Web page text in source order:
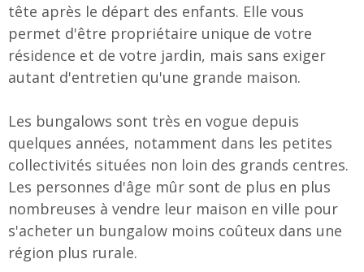
tête après le départ des enfants. Elle vous
permet d'être propriétaire unique de votre
résidence et de votre jardin, mais sans exiger
autant d'entretien qu'une grande maison.
Les bungalows sont très en vogue depuis
quelques années, notamment dans les petites
collectivités situées non loin des grands centres.
Les personnes d'âge mûr sont de plus en plus
nombreuses à vendre leur maison en ville pour
s'acheter un bungalow moins coûteux dans une
région plus rurale.